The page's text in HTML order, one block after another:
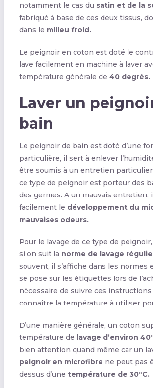
notamment le cas du satin et de la
fabriqué à base de ces deux tissus,
dans le milieu froid.
Le peignoir en coton est doté le
lave facilement en machine à laver
température générale de 40 degrés.
Laver un
bain
Le peignoir de bain est doté d’une
particulière, il sert à enlever
être soumis à un entretien
ce type de peignoir est porteur des
des germes. A un mauvais entretien,
facilement le développement du
mauvaises odeurs.
Pour le lavage de ce type de
si on suit la norme de lavage
souvent, il s’affiche dans les normes
se pose sur les étiquettes lors de
nécessaire de suivre ces instructions
connaître la température à utiliser
D’une manière générale, un coton
température de lavage d’environ
bien attention quand même car un
peignoir en microfibre ne peut pas
dessus d’une température de 30°C.